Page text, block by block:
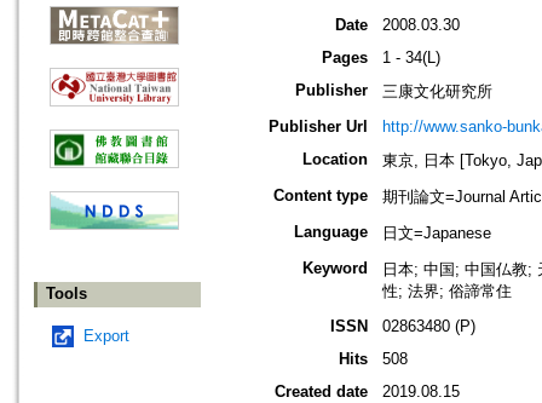
Tools
Export
Date
2008.03.30
Pages
1 - 34(L)
Publisher
三康文化研究所
Publisher Url
http://www.sanko-
Location
東京, 日本 [Tokyo,
Content type
期刊論文=Journal
Language
日文=Japanese
Keyword
日本; 中国; 中国仏教;
性; 法界; 俗諦常住
ISSN
02863480 (P)
Hits
508
Created date
2019.08.15